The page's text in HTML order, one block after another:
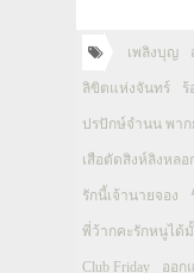
เพลิงบุญ
ลิขิตแห่งจันทร์ ร้
ปรปักษ์จำนน พาก
เสือตัดสิงห์ลิงหลอ
รักนี้เจ้านายจอง
พี่ว้ากคะรักหนูได้
Club Friday ออก